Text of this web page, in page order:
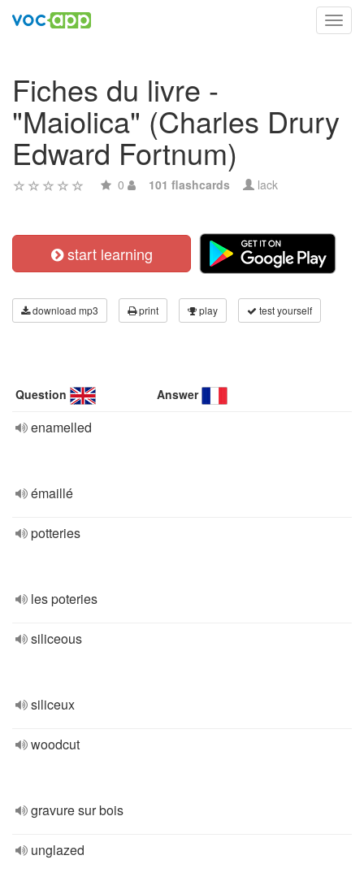
Fiches du livre -
"Maiolica" (Charles Drury
Edward Fortnum)
0 101 flashcards lack
start learning
download mp3 print play test yourself
Question Answer
enamelled
émaillé
potteries
les poteries
siliceous
siliceux
woodcut
gravure sur bois
unglazed